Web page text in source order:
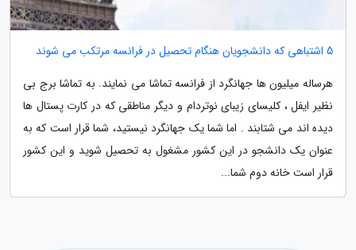
5 اشتباهی که دانشجویان هنگام تحصیل در فرانسه مرتکب می شوند
هرساله میلیون ها جهانگرد از فرانسه تماشا می نمایند. به تماشا برج بی
نظیر ایفل ، کلیسای زیبای نوتردام و دیگر مناطقی که در کارت پستال ها
دیده اند می شتابند . اما شما یک جهانگرد نیستید، شما قرار است که به
عنوان یک دانشجو در این کشور مشغول به تحصیل شوید و این کشور
قرار است خانه دوم شما...